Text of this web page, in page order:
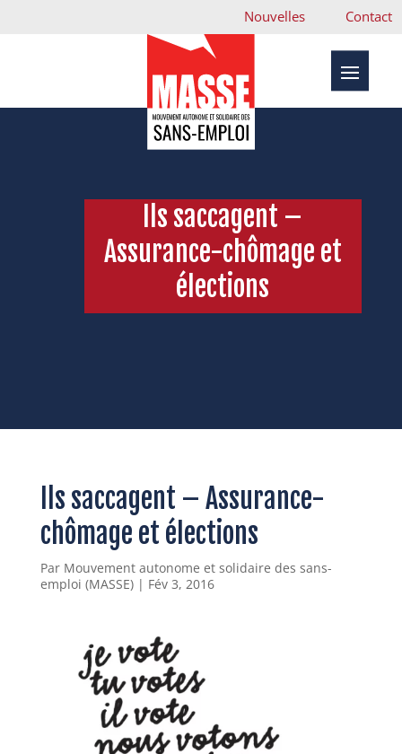
Nouvelles Contact
Ils saccagent –
Assurance-chômage et
élections
Ils saccagent – Assurance-
chômage et élections
Par Mouvement autonome et solidaire des sans-
emploi (MASSE)| Fév 3, 2016